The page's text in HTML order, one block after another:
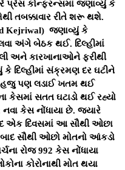
પ્રેસ કોન્ફરન્સમાં જણાવ્યું કે
તબક્કાવાર રીતે શરૂ થશે.
Kejriwal) જણાવ્યું કે
અંગે બેઠક થઈ. દિલ્હીમાં
અને કારખાનાઓને ફરીથી
દિલ્હીમાં સંક્રમણ દર ઘટીને
હજુ પણ લડાઈ ખતમ થઈ
કેસમાં સતત ઘટાડો થઈ રહ્યો
નવા કેસ નોંધાયા છે. જ્યારે
એક દિવસમાં આ સૌથી ઓછા
સૌથી ઓછો મોતનો આંકડો
રોજ 992 કેસ નોંધાયા
કોરોનાથી મોત થયા